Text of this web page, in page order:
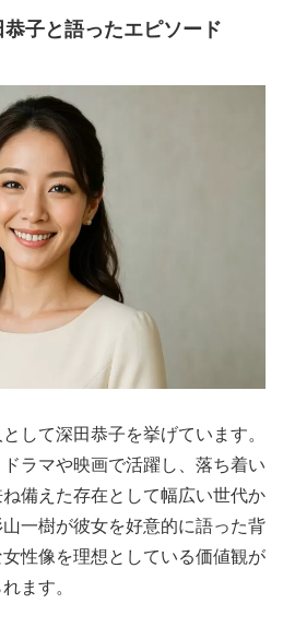
子と語ったエピソード
して深田恭子を挙げています。
ラマや映画で活躍し、落ち着い
備えた存在として幅広い世代か
一樹が彼女を好意的に語った背
性像を理想としている価値観が
ます。